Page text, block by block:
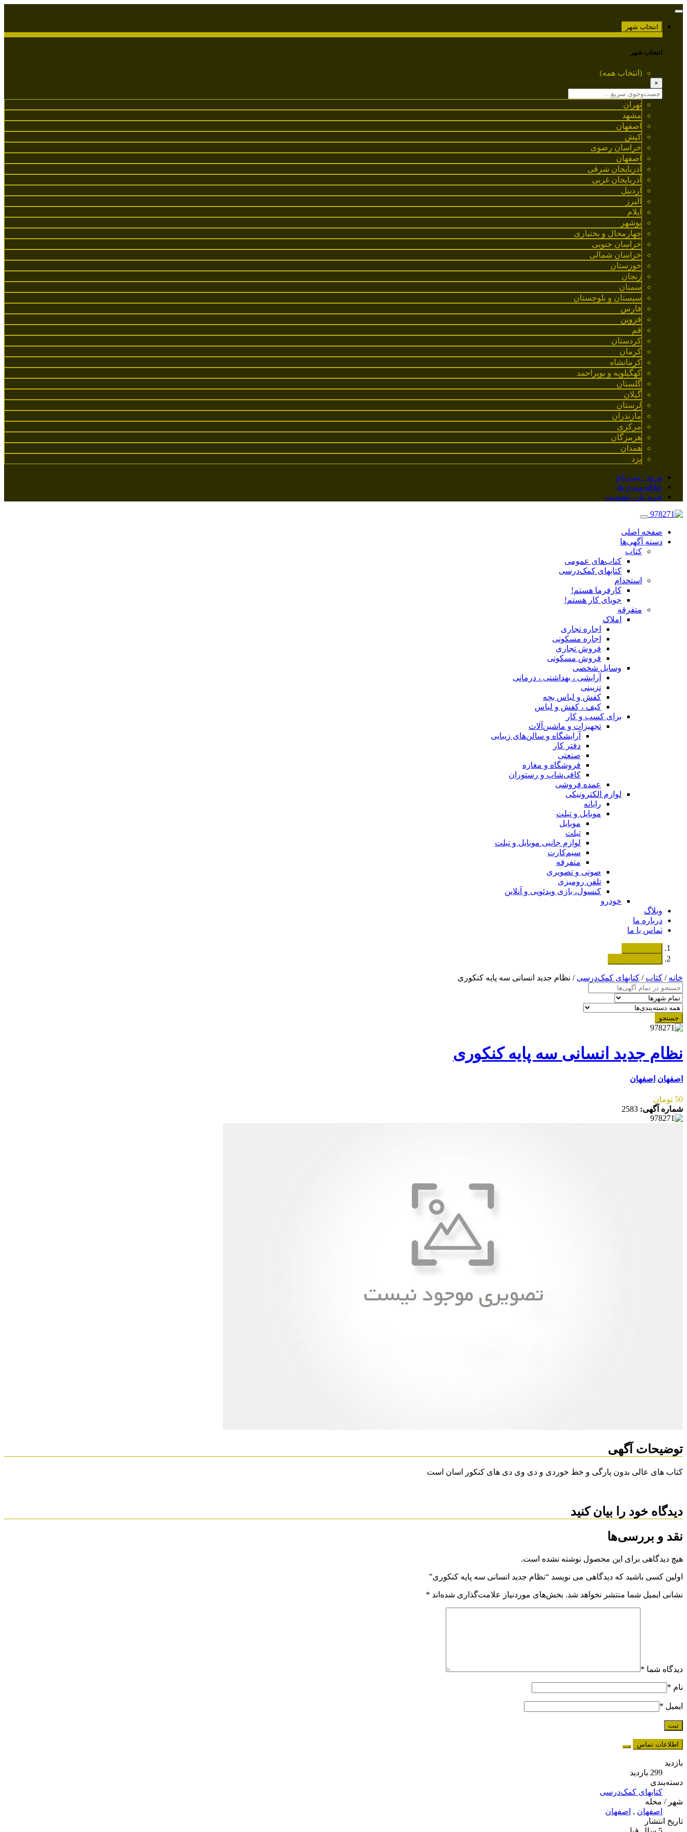
انتخاب شهر
انتخاب شهر
(انتخاب همه)
×
تهران
مشهد
اصفهان
کیش
خراسان رضوی
اصفهان
آذربایجان شرقی
آذربایجان غربی
اردبیل
البرز
ایلام
بوشهر
چهارمحال و بختیاری
خراسان جنوبی
خراسان شمالی
خوزستان
زنجان
سمنان
سیستان و بلوچستان
فارس
قزوین
قم
کردستان
کرمان
کرمانشاه
کهگیلویه و بویراحمد
گلستان
گیلان
لرستان
مازندران
مرکزی
هرمزگان
همدان
یزد
ورود / ثبت نام
علاقه‌مندی ها
خرید پلن عضویت
صفحه اصلی
دسته آگهی‌ها
کتاب
کتاب‌های عمومی
کتابهای کمک‌درسی
استخدام
کارفرما هستم!
جویای کار هستم!
متفرقه
املاک
اجاره تجاری
اجاره مسکونی
فروش تجاری
فروش مسکونی
وسایل شخصی
آرایشی ، بهداشتی ، درمانی
تزیینی
کفش و لباس بچه
کیف ، کفش و لباس
برای کسب و کار
تجهیزات و ماشین‌آلات
آرایشگاه و سالن‌های زیبایی
دفتر کار
صنعتی
فروشگاه و مغازه
کافی‌شاپ و رستوران
عمده فروشی
لوازم الکترونیکی
رایانه
موبایل و تبلت
موبایل
تبلت
لوازم جانبی موبایل و تبلت
سیم‌کارت
متفرقه
صوتی و تصویری
تلفن رومیزی
کنسول، بازی‌ ویدئویی و آنلاین
خودرو
وبلاگ
درباره ما
تماس با ما
خانه / کتاب / کتابهای کمک‌درسی / نظام جدید انسانی سه پایه کنکوری
جستجو
نظام جدید انسانی سه پایه کنکوری
اصفهان اصفهان
50 تومان
شماره آگهی: 2583
توضیحات آگهی
کتاب های عالی بدون پارگی و خط خوردی و دی وی دی های کنکور اسان است
دیدگاه خود را بیان کنید
نقد و بررسی‌ها
هیچ دیدگاهی برای این محصول نوشته نشده است.
اولین کسی باشید که دیدگاهی می نویسد “نظام جدید انسانی سه پایه کنکوری”
نشانی ایمیل شما منتشر نخواهد شد. بخش‌های موردنیاز علامت‌گذاری شده‌اند *
دیدگاه شما *
نام *
ایمیل *
اطلاعات تماس
بازدید
299 بازدید
دسته‌بندی
کتابهای کمک‌درسی
شهر / محله
اصفهان , اصفهان
تاریخ انتشار